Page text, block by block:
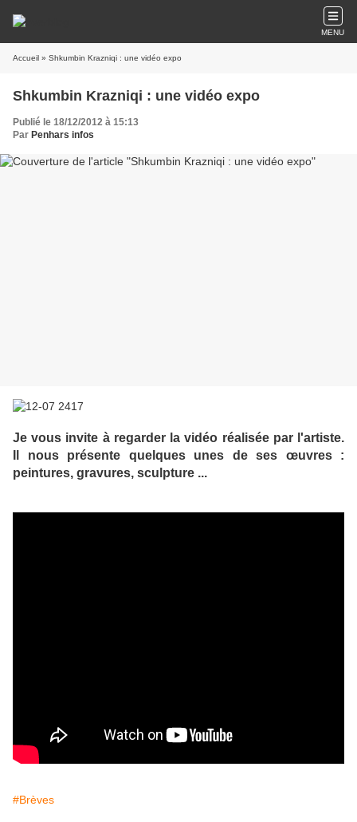
MENU
Accueil » Shkumbin Krazniqi : une vidéo expo
Shkumbin Krazniqi : une vidéo expo
Publié le 18/12/2012 à 15:13
Par Penhars infos
Je vous invite à regarder la vidéo réalisée par l'artiste.
Il nous présente quelques unes de ses œuvres :
peintures, gravures, sculpture ...
#Brèves